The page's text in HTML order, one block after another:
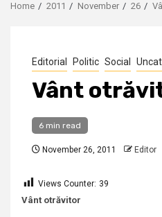
Home 2011 November 26
Editorial Politic Social
Vânt
6 min read
November 26, 2011 Editor
Views Counter: 39
Vânt otrăvitor